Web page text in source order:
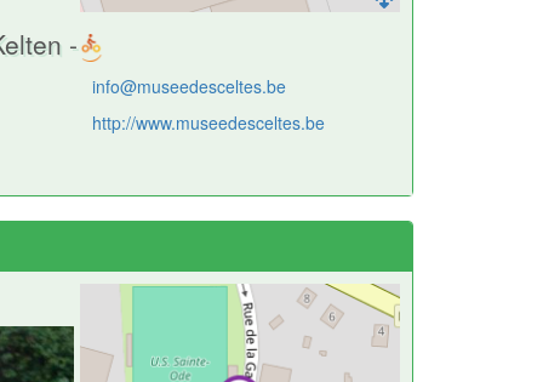
-
info@museedesceltes.be
http://www.museedesceltes.be